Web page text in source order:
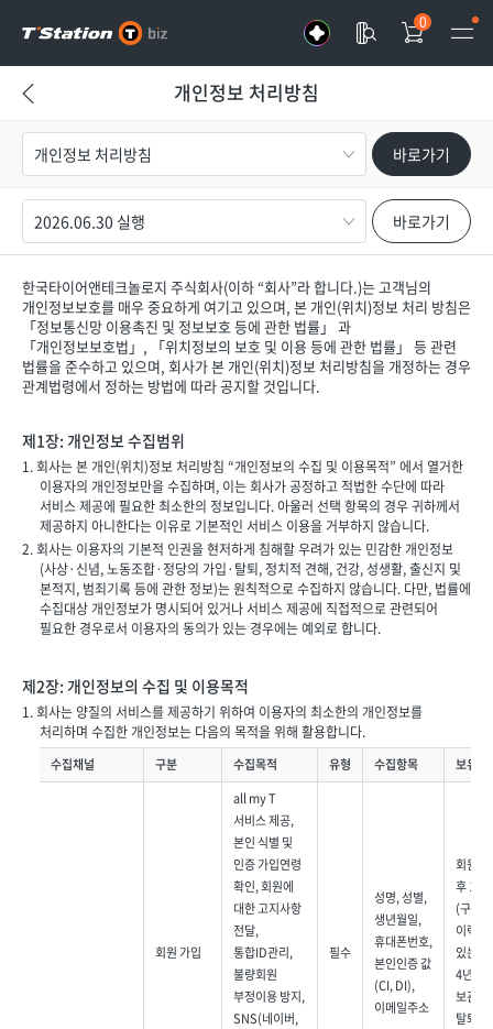
0
면으로
가기
개인정보 처리방침
바로가기
바로가기
한국타이어앤테크놀로지 주식회사(이하 “회사”라 합니다.)는 고객님의
개인정보보호를 매우 중요하게 여기고 있으며, 본 개인(위치)정보 처리 방침은
「정보통신망 이용촉진 및 정보보호 등에 관한 법률」 과
「개인정보보호법」, 「위치정보의 보호 및 이용 등에 관한 법률」 등 관련
법률을 준수하고 있으며, 회사가 본 개인(위치)정보 처리방침을 개정하는 경우
관계법령에서 정하는 방법에 따라 공지할 것입니다.
제1장: 개인정보 수집범위
1. 회사는 본 개인(위치)정보 처리방침 “개인정보의 수집 및 이용목적” 에서 열거한
이용자의 개인정보만을 수집하며, 이는 회사가 공정하고 적법한 수단에 따라
서비스 제공에 필요한 최소한의 정보입니다. 아울러 선택 항목의 경우 귀하께서
제공하지 아니한다는 이유로 기본적인 서비스 이용을 거부하지 않습니다.
2. 회사는 이용자의 기본적 인권을 현저하게 침해할 우려가 있는 민감한 개인정보
(사상·신념, 노동조합·정당의 가입·탈퇴, 정치적 견해, 건강, 성생활, 출신지 및
본적지, 범죄기록 등에 관한 정보)는 원칙적으로 수집하지 않습니다. 다만, 법률에
수집대상 개인정보가 명시되어 있거나 서비스 제공에 직접적으로 관련되어
필요한 경우로서 이용자의 동의가 있는 경우에는 예외로 합니다.
제2장: 개인정보의 수집 및 이용목적
1. 회사는 양질의 서비스를 제공하기 위하여 이용자의 최소한의 개인정보를
처리하며 수집한 개인정보는 다음의 목적을 위해 활용합니다.
수집채널 구분 수집목적 유형 수집항목 보유기
회원 가입
all my T
서비스 제공,
본인 식별 및
인증 가입연령
확인, 회원에
대한 고지사항
전달,
통합ID관리,
불량회원
부정이용 방지,
SNS(네이버,
필수
성명, 성별,
생년월일,
휴대폰번호,
본인인증 값
(CI, DI),
이메일주소
회원탈
후 1개
(구매
이력이
있는
4년간
보관,
탈퇴는